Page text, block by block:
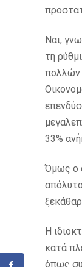
Ναι,
τη
πολλών
33%
Όμως ο
Η
κατά
όπως